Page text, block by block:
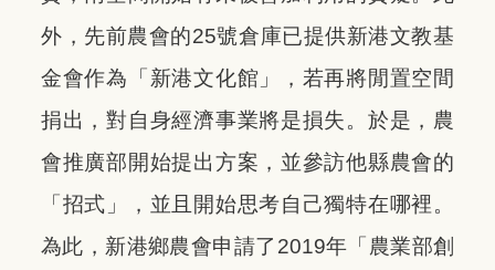
外，先前農會的25號倉庫已提供新港文教基
金會作為「新港文化館」，若再將閒置空間
捐出，對自身經濟事業將是損失。於是，農
會推廣部開始提出方案，並參訪他縣農會的
「招式」，並且開始思考自己獨特在哪裡。
為此，新港鄉農會申請了2019年「農業部創